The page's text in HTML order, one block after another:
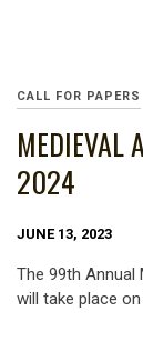
CALL FOR PAPERS
MEDIEVAL
2024
JUNE 13, 2023
The 99th
will take place